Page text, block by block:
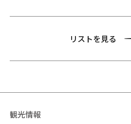
リストを見る
観光情報